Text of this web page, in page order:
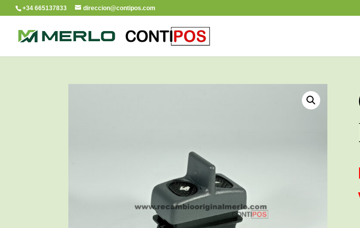
+34 665137833 direccion@contipos.com